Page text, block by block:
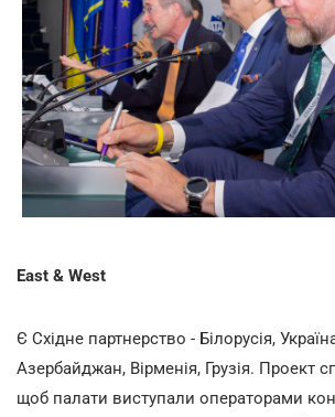
East & West
Є Східне партнерство - Білорусія,
Азербайджан, Вірменія, Грузія. Проект
щоб палати виступали операторами